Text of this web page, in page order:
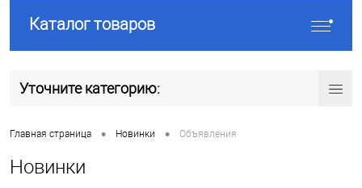
Каталог товаров
Уточните категорию:
Главная страница • Новинки • Объявления
Новинки